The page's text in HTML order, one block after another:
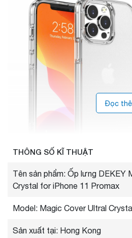
Đọc
THÔNG SỐ KĨ THUẬT
Tên sản phẩm: Ốp lưng DEKEY
Crystal for iPhone 11 Promax
Model: Magic Cover Ultral
Sản xuất tại: Hong Kong